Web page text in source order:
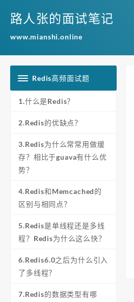
路人张的面试笔记
www.mianshi.online
Redis高频面试题
1.什么是Redis？
2.Redis的优缺点？
3.Redis为什么常常用做缓
存？相比于guava有什么优
势？
4.Redis和Memcached的
区别与相同点？
5.Redis是单线程还是多线
程？Redis为什么这么快？
6.Redis6.0之后为什么引入
了多线程？
7.Redis的数据类型有哪